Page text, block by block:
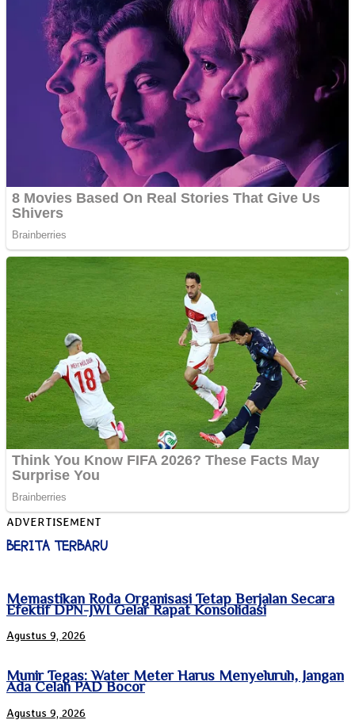
ADVERTISEMENT
BERITA TERBARU
Memastikan Roda Organisasi Tetap Berjalan Secara
Efektif DPN-JWI Gelar Rapat Konsolidasi
Agustus 9, 2026
Munir Tegas: Water Meter Harus Menyeluruh, Jangan
Ada Celah PAD Bocor
Agustus 9, 2026